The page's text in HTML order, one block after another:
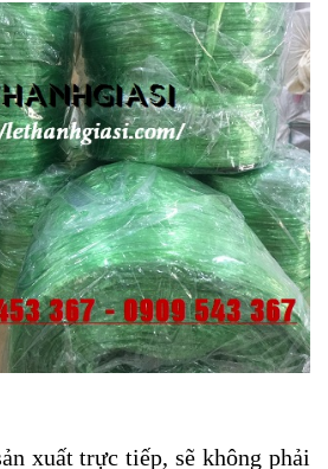
xuất trực tiếp, sẽ không phải